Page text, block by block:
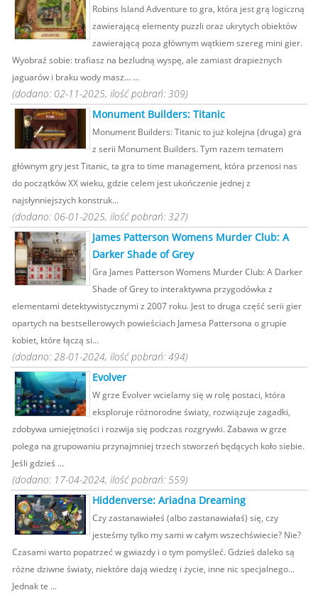
Robins Island Adventure to gra, która jest grą logiczną
zawierającą elementy puzzli oraz ukrytych obiektów
zawierającą poza głównym wątkiem szereg mini gier.
Wyobraź sobie: trafiasz na bezludną wyspę, ale zamiast drapieżnych
jaguarów i braku wody masz… ...
(dodano: 02-11-2025, ilość pobrań: 309)
Monument Builders: Titanic
Monument Builders: Titanic to już kolejna (druga) gra
z serii Monument Builders. Tym razem tematem
głównym gry jest Titanic, ta gra to time management, która przenosi nas
do początków XX wieku, gdzie celem jest ukończenie jednej z
najsłynniejszych konstruk...
(dodano: 06-01-2025, ilość pobrań: 327)
James Patterson Womens Murder Club: A
Darker Shade of Grey
Gra James Patterson Womens Murder Club: A Darker
Shade of Grey to interaktywna przygodówka z
elementami detektywistycznymi z 2007 roku. Jest to druga część serii gier
opartych na bestsellerowych powieściach Jamesa Pattersona o grupie
kobiet, które łączą si...
(dodano: 28-01-2024, ilość pobrań: 494)
Evolver
W grze Evolver wcielamy się w rolę postaci, która
eksploruje różnorodne światy, rozwiązuje zagadki,
zdobywa umiejętności i rozwija się podczas rozgrywki. Zabawa w grze
polega na grupowaniu przynajmniej trzech stworzeń będących koło siebie.
Jeśli gdzieś ...
(dodano: 17-04-2024, ilość pobrań: 559)
Hiddenverse: Ariadna Dreaming
Czy zastanawiałeś (albo zastanawiałaś) się, czy
jesteśmy tylko my sami w całym wszechświecie? Nie?
Czasami warto popatrzeć w gwiazdy i o tym pomyśleć. Gdzieś daleko są
różne dziwne światy, niektóre dają wiedzę i życie, inne nic specjalnego...
Jednak te ...